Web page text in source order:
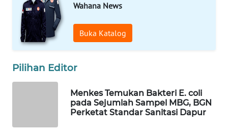
Wahana News
Buka Katalog
Pilihan Editor
Menkes Temukan Bakteri E. coli
pada Sejumlah Sampel MBG, BGN
Perketat Standar Sanitasi Dapur
WAHANA
ADVOKAT
WAHANA
INFRASTRUKTUR
WAHANA